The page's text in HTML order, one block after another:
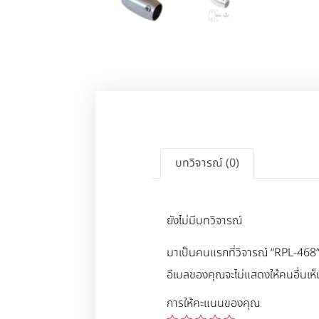
บทวิจารณ์ (0)
ยังไม่มีบทวิจารณ์
มาเป็นคนแรกที่วิจารณ์ “RPL-468”
อีเมลของคุณจะไม่แสดงให้คนอื่นเ
การให้คะแนนของคุณ